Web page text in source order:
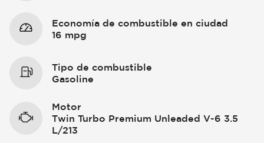
Economía de combustible en ciudad
16 mpg
Tipo de combustible
Gasoline
Motor
Twin Turbo Premium Unleaded V-6 3.5
L/213